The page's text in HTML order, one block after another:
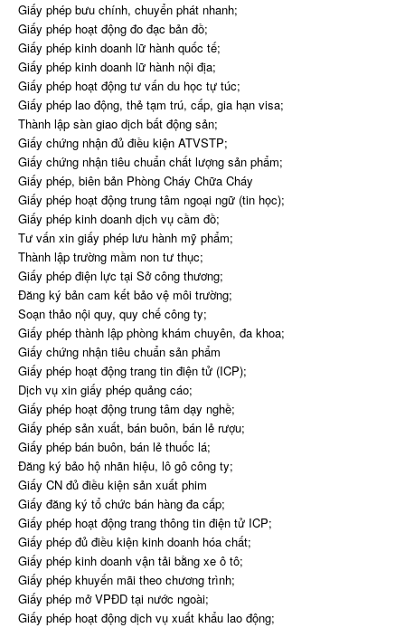
Giấy phép bưu chính, chuyển phát nhanh;
Giấy phép hoạt động đo đạc bản đồ;
Giấy phép kinh doanh lữ hành quốc tế;
Giấy phép kinh doanh lữ hành nội địa;
Giấy phép hoạt động tư vấn du học tự túc;
Giấy phép lao động, thẻ tạm trú, cấp, gia hạn visa;
Thành lập sàn giao dịch bất động sản;
Giấy chứng nhận đủ điều kiện ATVSTP;
Giấy chứng nhận tiêu chuẩn chất lượng sản phẩm;
Giấy phép, biên bản Phòng Cháy Chữa Cháy
Giấy phép hoạt động trung tâm ngoại ngữ (tin học);
Giấy phép kinh doanh dịch vụ cầm đồ;
Tư vấn xin giấy phép lưu hành mỹ phẩm;
Thành lập trường mầm non tư thục;
Giấy phép điện lực tại Sở công thương;
Đăng ký bản cam kết bảo vệ môi trường;
Soạn thảo nội quy, quy chế công ty;
Giấy phép thành lập phòng khám chuyên, đa khoa;
Giấy chứng nhận tiêu chuẩn sản phẩm
Giấy phép hoạt động trang tin điện tử (ICP);
Dịch vụ xin giấy phép quảng cáo;
Giấy phép hoạt động trung tâm dạy nghề;
Giấy phép sản xuất, bán buôn, bán lẻ rượu;
Giấy phép bán buôn, bán lẻ thuốc lá;
Đăng ký bảo hộ nhãn hiệu, lô gô công ty;
Giấy CN đủ điều kiện sản xuất phim
Giấy đăng ký tổ chức bán hàng đa cấp;
Giấy phép hoạt động trang thông tin điện tử ICP;
Giấy phép đủ điều kiện kinh doanh hóa chất;
Giấy phép kinh doanh vận tải bằng xe ô tô;
Giấy phép khuyến mãi theo chương trình;
Giấy phép mở VPĐD tại nước ngoài;
Giấy phép hoạt động dịch vụ xuất khẩu lao động;